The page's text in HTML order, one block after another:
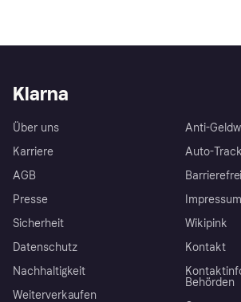
Klarna
Über uns
Karriere
AGB
Presse
Sicherheit
Datenschutz
Nachhaltigkeit
Weiterverkaufen
Anti-
Auto-Track
Impressum
Wikipink
Kontakt
Behörden